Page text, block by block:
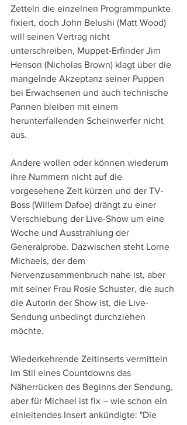
Zetteln die einzelnen Programmpunkte
fixiert, doch John Belushi (Matt Wood)
will seinen Vertrag nicht
unterschreiben, Muppet-Erfinder Jim
Henson (Nicholas Brown) klagt über die
mangelnde Akzeptanz seiner Puppen
bei Erwachsenen und auch technische
Pannen bleiben mit einem
herunterfallenden Scheinwerfer nicht
aus.
Andere wollen oder können wiederum
ihre Nummern nicht auf die
vorgesehene Zeit kürzen und der TV-
Boss (Willem Dafoe) drängt zu einer
Verschiebung der Live-Show um eine
Woche und Ausstrahlung der
Generalprobe. Dazwischen steht Lorne
Michaels, der dem
Nervenzusammenbruch nahe ist, aber
mit seiner Frau Rosie Schuster, die auch
die Autorin der Show ist, die Live-
Sendung unbedingt durchziehen
möchte.
Wiederkehrende Zeitinserts vermitteln
im Stil eines Countdowns das
Näherrücken des Beginns der Sendung,
aber für Michael ist fix – wie schon ein
einleitendes Insert ankündigte: "Die